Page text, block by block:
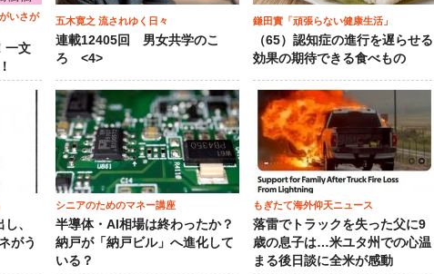
いさが
一文
五木寛之 流されゆく日々
連載12405回 男女共学のこ
ろ <4>
鎌田實「頑張らない健康生活」
（65）認知症の進行を遅らせる
効果の期待できる食べもの
、
がう
シニアのためのマネー講座
半導体・AI相場は終わったか？
納戸が「納戸ビル」へ進化して
いる？
もぎたて海外仰天ニュース
落雷でトラックを失った父に9
歳の息子は…米ユタ州での心温
まる後日談に全米が感動